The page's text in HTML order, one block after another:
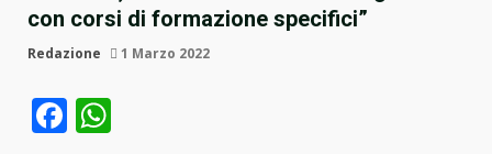
con corsi di formazione specifici”
Redazione 1 Marzo 2022
Facebook